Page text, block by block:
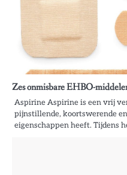
Zes onmisbare EHBO-
Aspirine Aspirine is een vrij
pijnstillende, koortswerende
eigenschappen heeft. Tijdens